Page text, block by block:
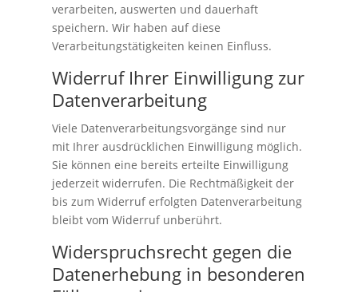
verarbeiten, auswerten und dauerhaft
speichern. Wir haben auf diese
Verarbeitungstätigkeiten keinen Einfluss.
Widerruf Ihrer Einwilligung zur
Datenverarbeitung
Viele Datenverarbeitungsvorgänge sind nur
mit Ihrer ausdrücklichen Einwilligung möglich.
Sie können eine bereits erteilte Einwilligung
jederzeit widerrufen. Die Rechtmäßigkeit der
bis zum Widerruf erfolgten Datenverarbeitung
bleibt vom Widerruf unberührt.
Widerspruchsrecht gegen die
Datenerhebung in besonderen